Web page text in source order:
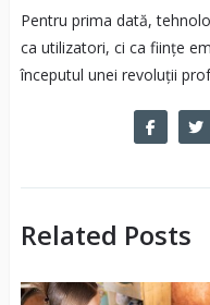
Pentru prima dată,
ca utilizatori, ci ca ființe
începutul unei revoluții
Related Posts